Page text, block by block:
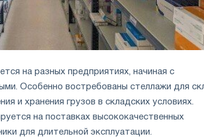
на разных предприятиях, начиная с
Особенно востребованы стеллажи для
и хранения грузов в складских условиях.
на поставках высококачественных
для длительной эксплуатации.